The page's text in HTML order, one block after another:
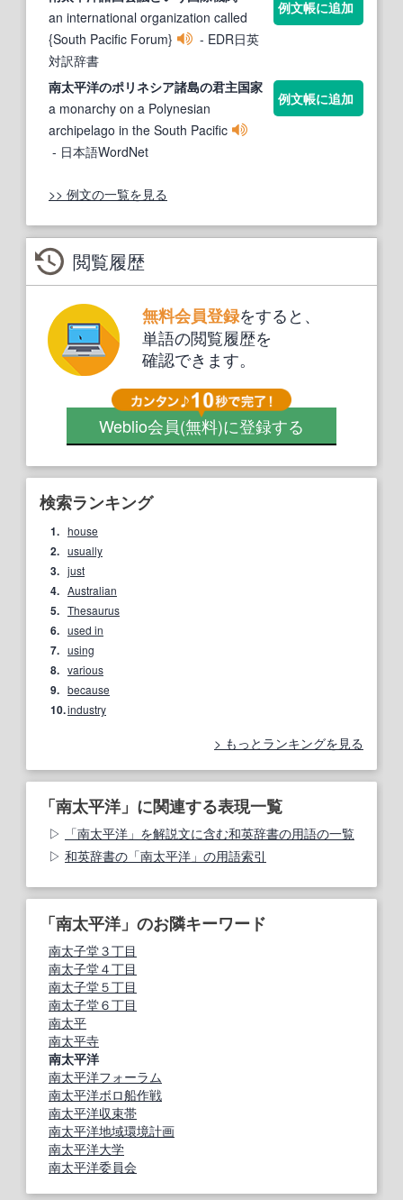
an international organization called
{South Pacific Forum}
- EDR日英
対訳辞書
例文帳に追加
南太平洋のポリネシア諸島の君主国家
a monarchy on a Polynesian
archipelago in the South Pacific
- 日本語WordNet
例文帳に追加
>> 例文の一覧を見る
閲覧履歴
無料会員登録をすると、
単語の閲覧履歴を
確認できます。
Weblio会員(無料)に登録する
検索ランキング
1. house
2. usually
3. just
4. Australian
5. Thesaurus
6. used in
7. using
8. various
9. because
10.industry
もっとランキングを見る
「南太平洋」に関連する表現一覧
「南太平洋」を解説文に含む和英辞書の用語の一覧
和英辞書の「南太平洋」の用語索引
「南太平洋」のお隣キーワード
南太子堂３丁目
南太子堂４丁目
南太子堂５丁目
南太子堂６丁目
南太平
南太平寺
南太平洋
南太平洋フォーラム
南太平洋ボロ船作戦
南太平洋収束帯
南太平洋地域環境計画
南太平洋大学
南太平洋委員会